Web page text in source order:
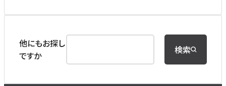
他にもお探し
ですか
検索